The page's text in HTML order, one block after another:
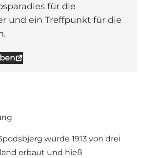
für die
und ein Treffpunkt für die
wurde 1913 von drei
erbaut und hieß